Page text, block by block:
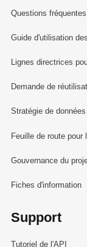
Questions
Guide d'utilisation
Lignes directrices
Demande de
Stratégie de
Feuille de route pour
Gouvernance du
Fiches d'information
Support
Tutoriel de l'API